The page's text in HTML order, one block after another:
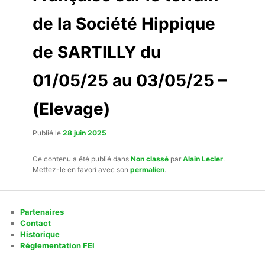
de la Société Hippique
de SARTILLY du
01/05/25 au 03/05/25 –
(Elevage)
Publié le 28 juin 2025
Ce contenu a été publié dans Non classépar Alain Lecler.
Mettez-le en favori avec son permalien.
Partenaires
Contact
Historique
Réglementation FEI